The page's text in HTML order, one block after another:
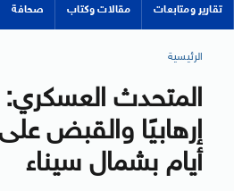
تقارير ومتابعات مقالات وكتاب صحافة
الرئيسية
أيام بشمال سيناء